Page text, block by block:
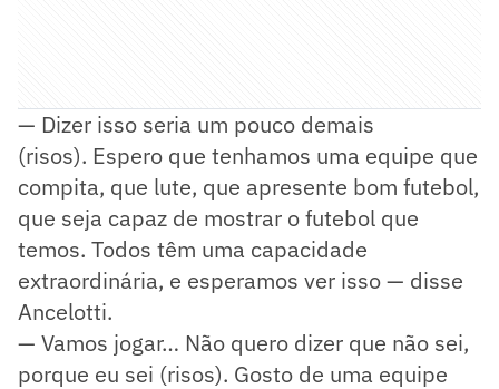
— Dizer isso seria um pouco demais
(risos). Espero que tenhamos uma equipe que
compita, que lute, que apresente bom futebol,
que seja capaz de mostrar o futebol que
temos. Todos têm uma capacidade
extraordinária, e esperamos ver isso — disse
Ancelotti.
— Vamos jogar… Não quero dizer que não sei,
porque eu sei (risos). Gosto de uma equipe